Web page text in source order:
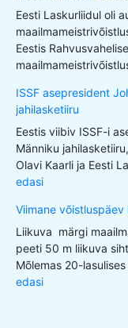
Eesti Laskurliidul oli
Eestis
ISSF asepresident
jahilasketiiru
Eestis viibiv ISSF-i
Männiku
Olavi Kaarli ja Eesti
edasi
Viimane
Liikuva märgi
peeti 50 m liikuva
Mõlemas 20-
edasi